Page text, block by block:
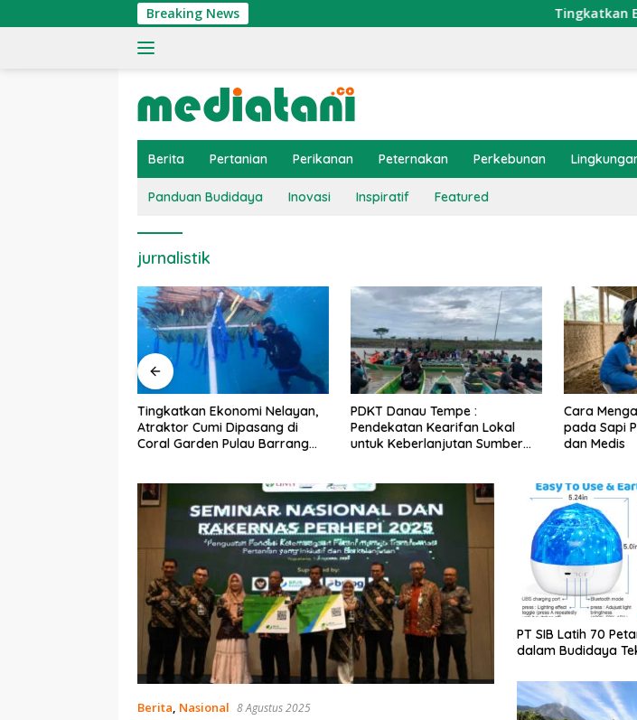
ke
Breaking News Tingkatkan
Berita Pertanian Perikanan Peternakan Perkebunan
Panduan Budidaya Inovasi Inspiratif Featured
jurnalistik
PDKT Danau Tempe :
Pendekatan Kearifan Lokal
untuk Keberlanjutan Sumber
Cara Mengatasi Penyakit PMK
pada Sapi Perah Secara Alami
dan Medis
Dosis dan
Tanaman
Vegetatif
Berita, Nasional 8 Agustus 2025
PT SIB Latih 70
dalam Budidaya